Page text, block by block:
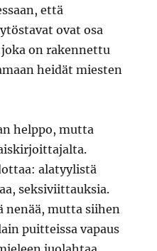
että
ovat osa
on rakennettu
heidät miesten
helppo, mutta
alatyylistä
seksiviittauksia.
nenää, mutta siihen
puitteissa vapaus